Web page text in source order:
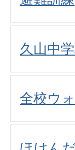
久山中
全校ウ